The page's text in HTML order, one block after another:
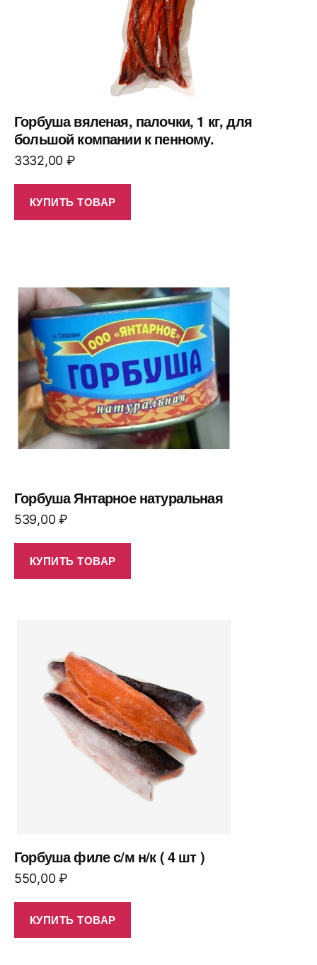
Горбуша вяленая, палочки, 1 кг, для
большой компании к пенному.
3332,00 ₽
КУПИТЬ ТОВАР
Горбуша Янтарное натуральная
539,00₽
КУПИТЬ ТОВАР
Горбуша филе с/м н/к ( 4 шт )
550,00₽
КУПИТЬ ТОВАР